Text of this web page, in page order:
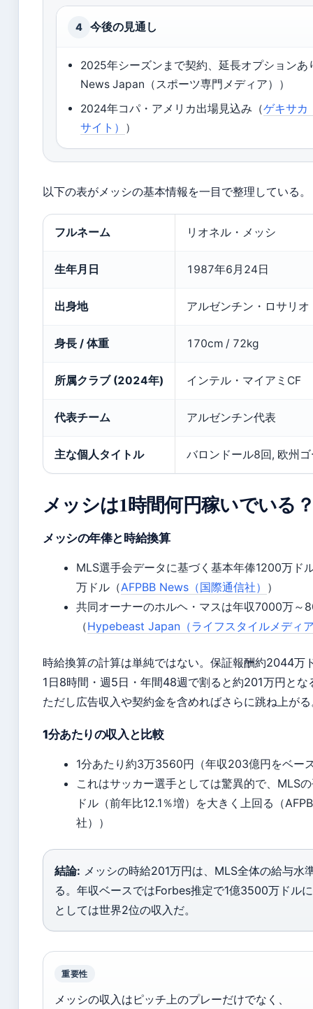
4 今後の見通し
2025年シーズンまで契約、延長オプション
News Japan（スポーツ専門メディア））
2024年コパ・アメリカ出場見込み（ゲキサカ
サイト） ）
以下の表がメッシの基本情報を一目で整理している。
フルネーム リオネル・メッシ
生年月日 1987年6月24日
出身地 アルゼンチン・ロサリオ
身長 / 体重 170cm / 72kg
所属クラブ (2024年) インテル・マイアミCF
代表チーム アルゼンチン代表
主な個人タイトル バロンドール8回, 欧州
メッシは1時間何円稼いでいる
メッシの年俸と時給換算
MLS選手会データに基づく基本年俸1200万ド
万ドル（AFPBB News（国際通信社） ）
共同オーナーのホルヘ・マスは年収7000万～
（Hypebeast Japan（ライフスタイルメディ
時給換算の計算は単純ではない。保証報酬約2044万
1日8時間・週5日・年間48週で割ると約201万円とな
ただし広告収入や契約金を含めればさらに跳ね上が
1分あたりの収入と比較
1分あたり約3万3560円（年収203億円をベー
これはサッカー選手としては驚異的で、MLS
ドル（前年比12.1％増）を大きく上回る（
社））
結論: メッシの時給201万円は、MLS全体の給与水
る。年収ベースではForbes推定で1億3500万ドル
としては世界2位の収入だ。
重要性
メッシの収入はピッチ上のプレーだけでなく、